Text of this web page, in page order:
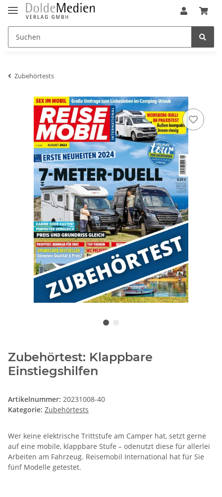
Zubehörtests
Zubehörtest: Klappbare
Einstiegshilfen
Artikelnummer: 20231008-40
Kategorie: Zubehörtests
Wer keine elektrische Trittstufe am Camper hat, setzt gerne
auf eine mobile, klappbare Stufe – odenutzt diese für allerlei
Arbeiten am Fahrzeug. Reisemobil International hat für Sie
fünf Modelle getestet.